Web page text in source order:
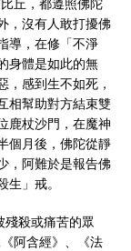
，沒有人敢打擾佛
導，在修「不淨
身體是如此的無
，感到生不如死，
相幫助對方結束雙
鹿杖沙門，在魔神
個月後，佛陀從靜
，阿難於是報告佛
」戒。
殘殺或痛苦的眾
阿含經》、《法